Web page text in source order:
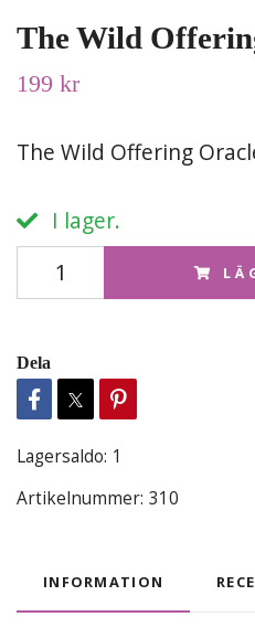
The Wild
199 kr
The Wild Offering
I lager.
Dela
Lagersaldo: 1
Artikelnummer: 310
INFORMATION